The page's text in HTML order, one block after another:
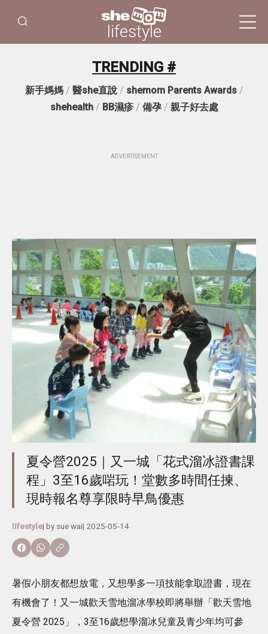
lifestyle
TRENDING #
新手媽媽/ 醫she直說/ shemom Parents Awards/
shehealth/ BB濕疹/ 備孕/ 親子好去處
ADVERTISEMENT
夏令營2025｜又一城「花式溜冰證書課
程」3至16歲啱玩！堂數多時間任揀、
現時報名尊享限時早鳥優惠
lifestyle| by sue wai| 2025-05-14
暑假小朋友都想放電，又想學多一項技能拿取證書，現在
有機會了！又一城歡天雪地溜冰學校即將舉辦「歡天雪地
夏令營 2025」，3至16歲想學溜冰兒童及青少年均可參